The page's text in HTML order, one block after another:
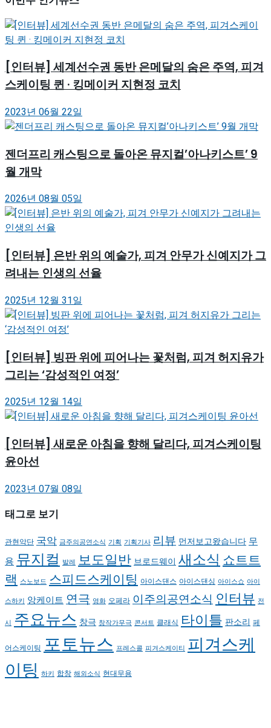
[인터뷰] 세계선수권 동반 은메달의 숨은 주역, 피겨
스케이팅 퀸 · 킹메이커 지현정 코치
2023년 06월 22일
젠더프리 캐스팅으로 돌아온 뮤지컬’아나키스트’ 9
월 개막
2026년 08월 05일
[인터뷰] 은반 위의 예술가, 피겨 안무가 신예지가 그
려내는 인생의 선율
2025년 12월 31일
[인터뷰] 빙판 위에 피어나는 꽃처럼, 피겨 허지유가
그리는 ‘감성적인 여정’
2025년 12월 14일
[인터뷰] 새로운 아침을 향해 달리다, 피겨스케이팅
윤아선
2023년 07월 08일
태그로 보기
관현악단 국악 금주의공연소식 기획 기획기사 리뷰 먼저보고왔습니다 무
용 뮤지컬 발레 보도일반 브로드웨이 새소식 쇼트트
랙 스노보드 스피드스케이팅 아이스댄스 아이스댄싱 아이스쇼 아이
스하키 앙케이트 연극 영화 오페라 이주의공연소식 인터뷰 전
시 주요뉴스 창극 창작가무극 콘서트 클래식 타이틀 판소리 페
어스케이팅 포토뉴스 프레스콜 피겨스케이티 피겨스케
이팅 하키 합창 해외소식 현대무용